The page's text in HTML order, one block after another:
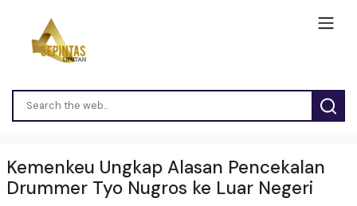
Kemenkeu Ungkap Alasan Pencekalan
Drummer Tyo Nugros ke Luar Negeri